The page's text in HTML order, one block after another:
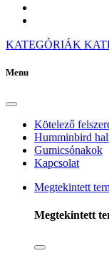
KATEGÓRIÁK
Menu
Kötelező
Humminbird
Gumicsónakok
Kapcsolat
Megtekintett
Megtekintett